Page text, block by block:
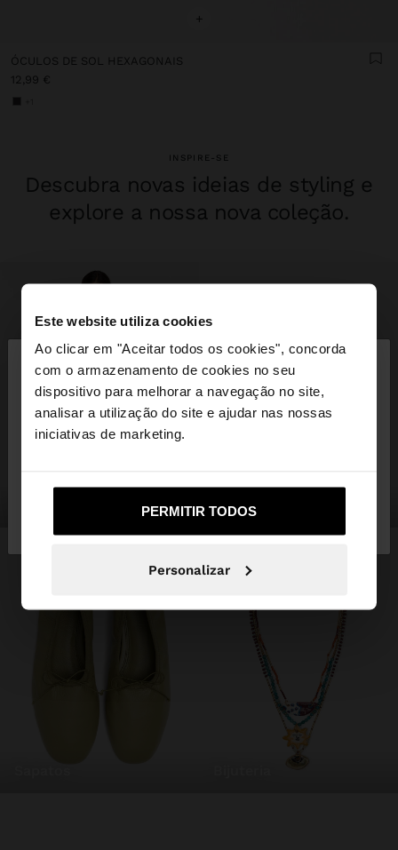
Este website utiliza cookies
Ao clicar em "Aceitar todos os cookies", concorda
com o armazenamento de cookies no seu
dispositivo para melhorar a navegação no site,
analisar a utilização do site e ajudar nas nossas
iniciativas de marketing.
PERMITIR TODOS
Personalizar
Está a aceder ao site a partir de Portugal. Deseja
navegar no nosso site United States?
+
ÓCULOS DE SOL HEXAGONAIS
12,99 €
INSPIRE-SE
Descubra novas ideias de styling e
explore a nossa nova coleção.
malas